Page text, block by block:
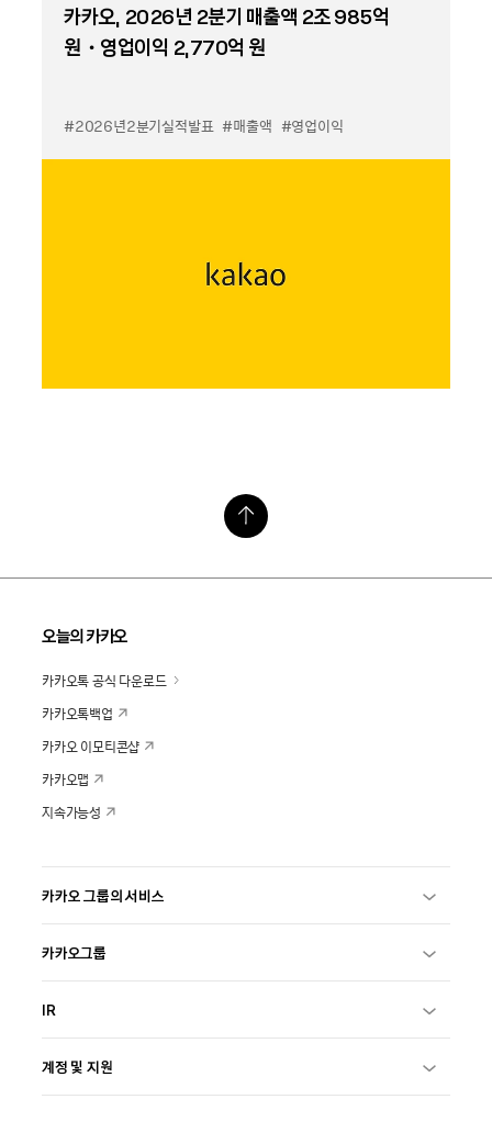
카카오, 2026년 2분기 매출액 2조 985억
원・영업이익 2,770억 원
#2026년2분기실적발표 #매출액 #영업이익
오늘의 카카오
카카오톡 공식 다운로드
카카오톡백업
카카오 이모티콘샵
카카오맵
지속가능성
카카오 그룹의 서비스
카카오그룹
IR
계정 및 지원